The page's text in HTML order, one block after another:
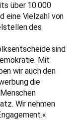
über 10.000
eine Vielzahl von
des
sind
Mit
wir auch den
die
Wir nehmen